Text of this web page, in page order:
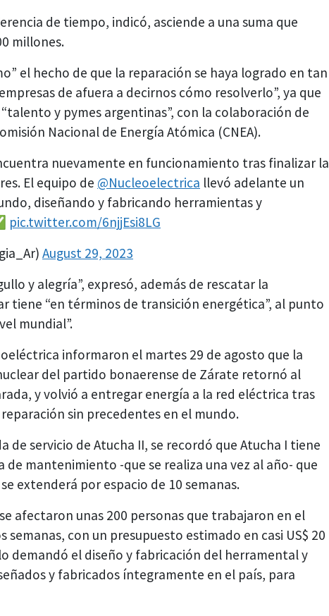
de tiempo, indicó, asciende a una suma que
millones.
el hecho de que la reparación se haya logrado en tan
de afuera a decirnos cómo resolverlo”, ya que
y pymes argentinas”, con la colaboración de
Nacional de Energía Atómica (CNEA).
nuevamente en funcionamiento tras finalizar la
El equipo de @Nucleoelectrica llevó adelante un
diseñando y fabricando herramientas y
pic.twitter.com/6njjEsi8LG
August 29, 2023
y alegría”, expresó, además de rescatar la
tiene “en términos de transición energética”, al punto
mundial”.
informaron el martes 29 de agosto que la
del partido bonaerense de Zárate retornó al
y volvió a entregar energía a la red eléctrica tras
sin precedentes en el mundo.
de servicio de Atucha II, se recordó que Atucha I tiene
mantenimiento -que se realiza una vez al año- que
extenderá por espacio de 10 semanas.
afectaron unas 200 personas que trabajaron en el
con un presupuesto estimado en casi US$ 20
demandó el diseño y fabricación del herramental y
y fabricados íntegramente en el país, para